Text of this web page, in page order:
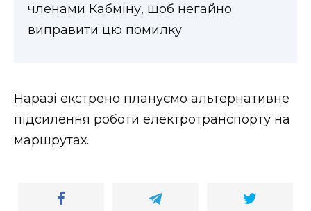
членами Кабміну, щоб негайно
виправити цю помилку.
Наразі екстрено плануємо альтернативне
підсилення роботи електротранспорту на
маршрутах.